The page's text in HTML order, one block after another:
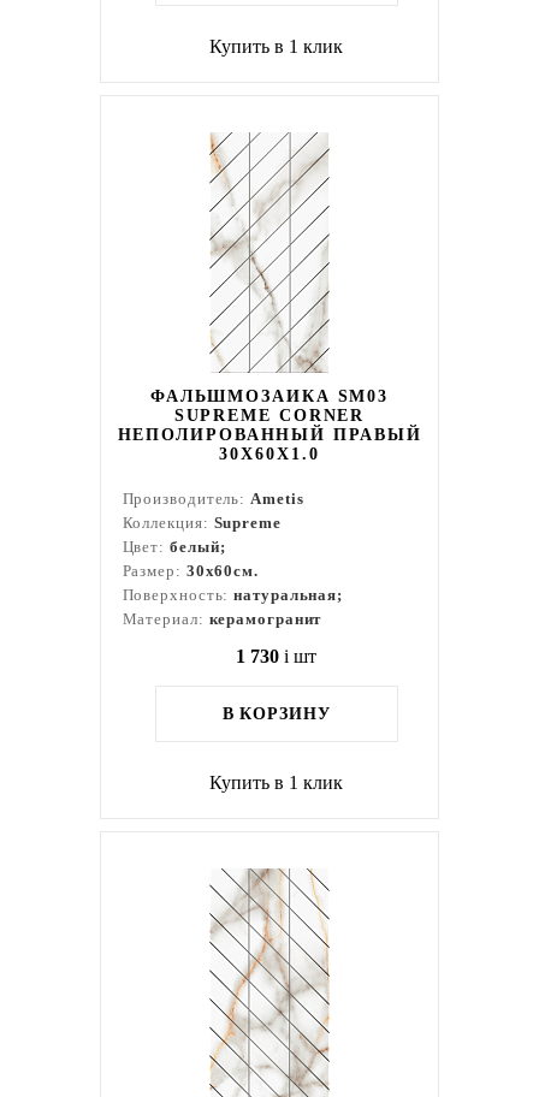
Купить в 1 клик
ФАЛЬШМОЗАИКА SM03
SUPREME CORNER
НЕПОЛИРОВАННЫЙ ПРАВЫЙ
30X60X1.0
Производитель:Ametis
Коллекция: Supreme
Цвет: белый;
Размер: 30x60см.
Поверхность:натуральная;
Материал: керамогранит
1 730 i шт
В КОРЗИНУ
Купить в 1 клик